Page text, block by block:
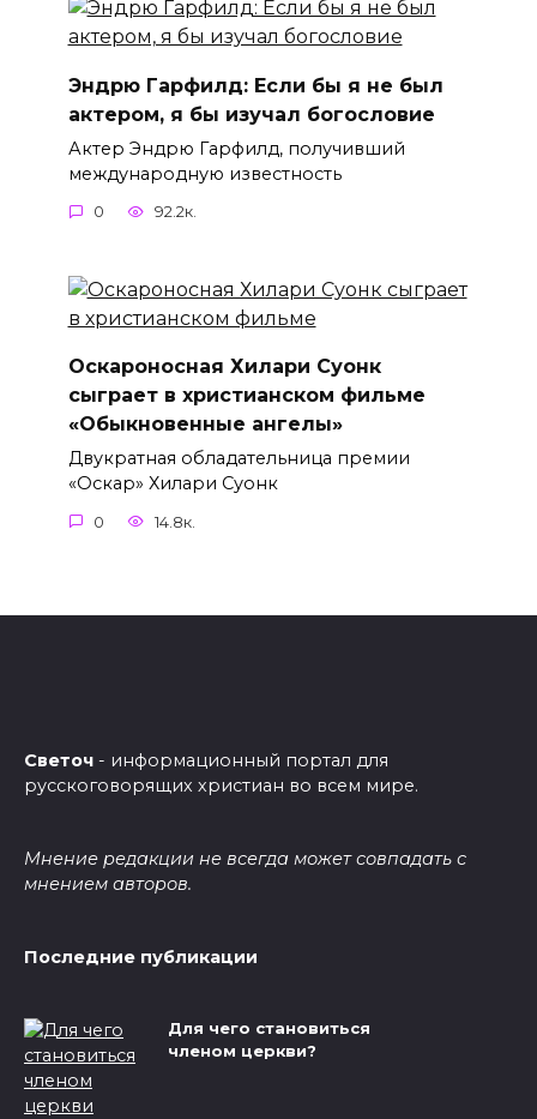
Эндрю Гарфилд: Если бы я не был
актером, я бы изучал богословие
Актер Эндрю Гарфилд, получивший
международную известность
0 92.2к.
Оскароносная Хилари Суонк
сыграет в христианском фильме
«Обыкновенные ангелы»
Двукратная обладательница премии
«Оскар» Хилари Суонк
0 14.8к.
Светоч - информационный портал для
русскоговорящих христиан во всем мире.
Мнение редакции не всегда может совпадать с
мнением авторов.
Последние публикации
Для чего становиться
членом церкви?